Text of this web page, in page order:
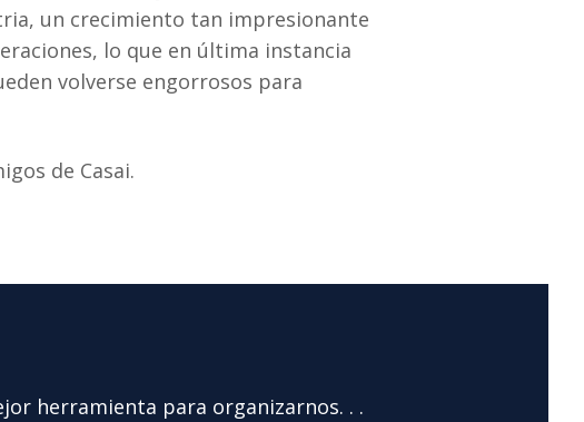
un crecimiento tan impresionante
lo que en última instancia
volverse engorrosos para
de Casai.
herramienta para organizarnos. . .